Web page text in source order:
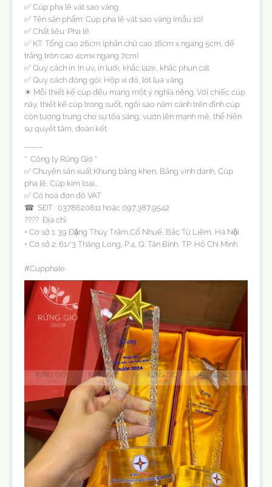
✅ Cúp pha lê vát sao vàng
✅ Tên sản phẩm: Cúp pha lê vát sao vàng (mẫu 10)
✅ Chất liệu: Pha lê
✅ KT: Tổng cao 26cm (phần chữ cao 16cm x ngang 5cm, đế
trắng tròn cao 4cmx ngang 7cm)
✅ Quy cách in: In uv, in lưới, khắc laze, khắc phun cát
✅ Quy cách đóng gói: Hộp xi đỏ, lót lụa vàng
☀ Mỗi thiết kế cúp đều mang một ý nghĩa riêng. Với chiếc cúp
này, thiết kế cúp trong suốt, ngôi sao năm cánh trên đỉnh cúp
còn tượng trưng cho sự tỏa sáng, vươn lên mạnh mẽ, thể hiện
sự quyết tâm, đoàn kết.
------
* Công ty Rừng Gió *
✅ Chuyên sản xuất Khung bằng khen, Bảng vinh danh, Cúp
pha lê, Cúp kim loại…
✅ Có hoá đơn đỏ VAT
☎ SĐT : 0378620611 hoặc 097.387.9542
???? Địa chỉ:
+ Cơ sở 1: 39 Đặng Thùy Trâm,Cổ Nhuế, Bắc Từ Liêm, Hà Nội
+ Cơ sở 2: 61/3 Thăng Long, P.4, Q. Tân Bình, TP. Hồ Chí Minh
#Cupphale